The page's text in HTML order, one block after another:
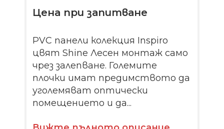
Цена при запитване
PVC панели колекция Inspiro
цвят Shine Лесен монтаж само
чрез залепване. Големите
плочки имат предимството да
уголемяват оптически
помещението и да...